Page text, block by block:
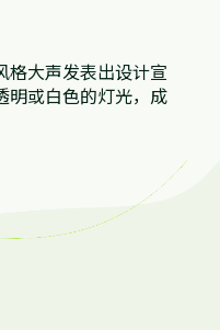
格大声发表出设计宣
明或白色的灯光，成